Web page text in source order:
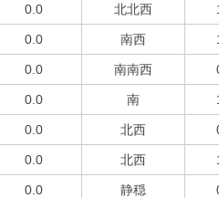
0.0 北北西
0.0 南西
0.0 南南西
0.0 南
0.0 北西
0.0 北西
0.0 静穏